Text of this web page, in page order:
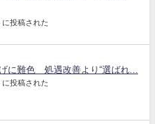
投稿された
に難色 処遇改善より“選ばれ...
投稿された